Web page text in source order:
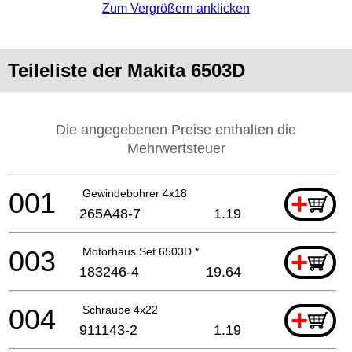
Zum Vergrößern anklicken
Teileliste der Makita 6503D
Die angegebenen Preise enthalten die
Mehrwertsteuer
Gewindebohrer 4x18 +
001 265A48-7 1.19
Motorhaus Set 6503D * +
003 183246-4 19.64
Schraube 4x22 +
004 911143-2 1.19